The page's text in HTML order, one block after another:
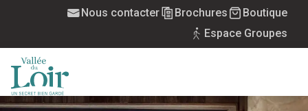
principal
Nous contacter Brochures
Boutique
Espace Groupes